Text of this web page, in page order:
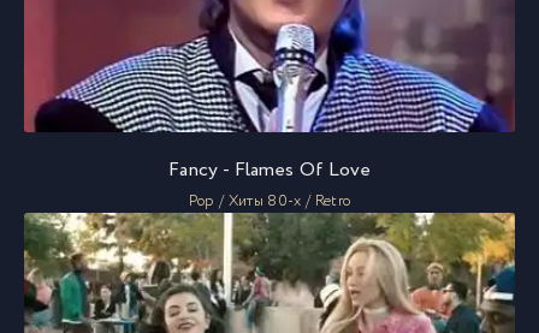
Fancy - Flames Of Love
Pop / Хиты 80-х / Retro